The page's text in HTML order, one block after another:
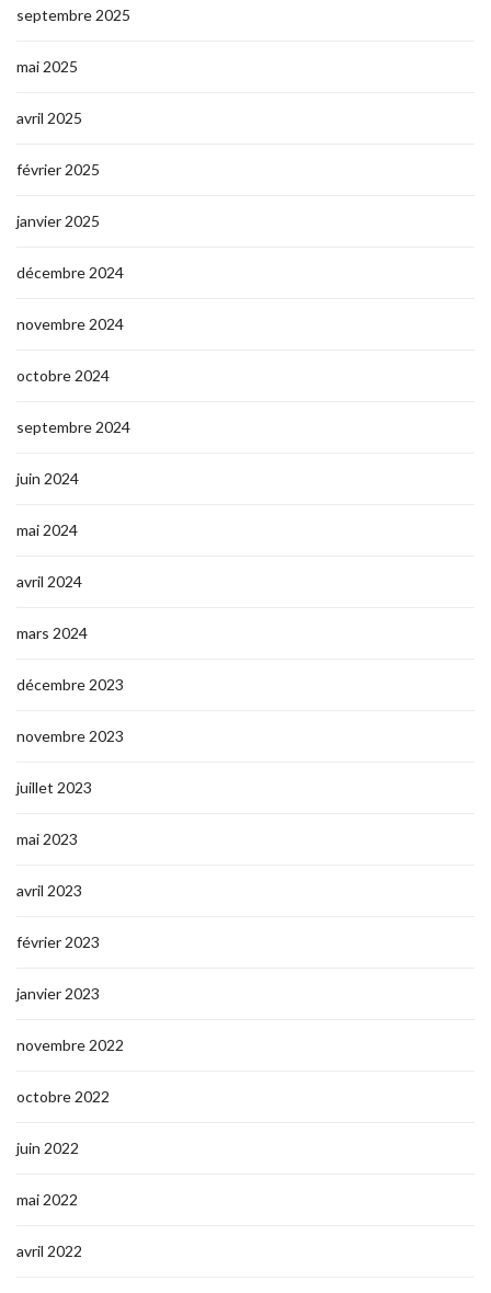
septembre 2025
mai 2025
avril 2025
février 2025
janvier 2025
décembre 2024
novembre 2024
octobre 2024
septembre 2024
juin 2024
mai 2024
avril 2024
mars 2024
décembre 2023
novembre 2023
juillet 2023
mai 2023
avril 2023
février 2023
janvier 2023
novembre 2022
octobre 2022
juin 2022
mai 2022
avril 2022